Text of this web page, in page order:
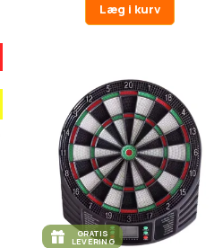
Læg i kurv
GRATIS
LEVERING